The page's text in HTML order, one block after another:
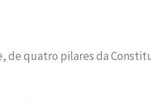
de quatro pilares da